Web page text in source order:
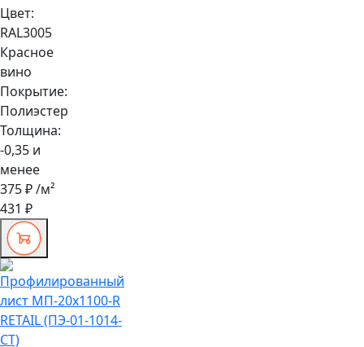
Цвет:
RAL3005
Красное
вино
Покрытие:
Полиэстер
Толщина:
-0,35 и
менее
375 ₽/м²
431 ₽